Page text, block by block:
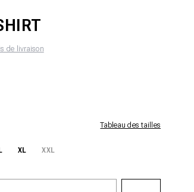
de livraison
Tableau des tailles
L XL XXL